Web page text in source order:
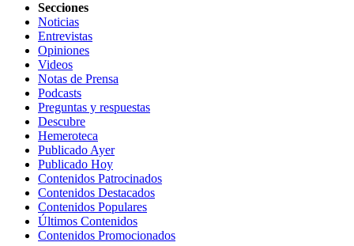
Secciones
Noticias
Entrevistas
Opiniones
Videos
Notas de Prensa
Podcasts
Preguntas y respuestas
Descubre
Hemeroteca
Publicado Ayer
Publicado Hoy
Contenidos Patrocinados
Contenidos Destacados
Contenidos Populares
Últimos Contenidos
Contenidos Promocionados